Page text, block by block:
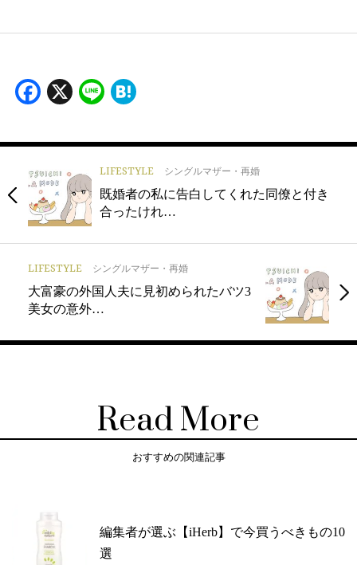
Facebook
X Line
LIFESTYLE シングルマザー・再婚
既婚者の私に告白してくれた同僚と付き
合ったけれ…
LIFESTYLE シングルマザー・再婚
大富豪の外国人夫に見初められたバツ3
美女の意外…
Read More
おすすめの関連記事
編集者が選ぶ【iHerb】で今買うべきもの10
選